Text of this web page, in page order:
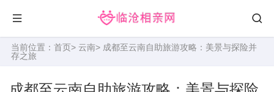
当前位置： 首页> 云南> 成都至云南自助旅游攻略：美景与探险并
存之旅